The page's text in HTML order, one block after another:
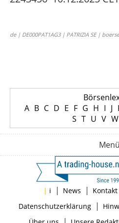
de | DE000PAT1AG3 | PATRIZIA SE |
A B C D E F G H I J
S T U V W
Menü
| i | News | Kontakt
Datenschutzerklärung|